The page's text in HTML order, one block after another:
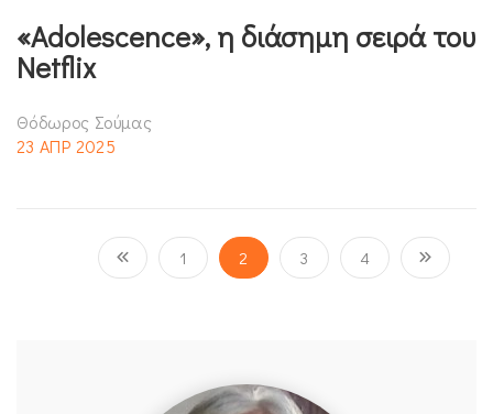
«Adolescence», η διάσημη σειρά του
Netflix
Θόδωρος Σούμας
23 ΑΠΡ 2025
1 2 3 4